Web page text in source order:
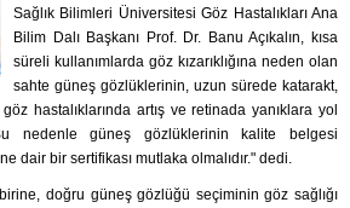
Sağlık Bilimleri Üniversitesi Göz Hastalıkları Ana
Bilim Dalı Başkanı Prof. Dr. Banu Açıkalın, kısa
süreli kullanımlarda göz kızarıklığına neden olan
sahte güneş gözlüklerinin, uzun sürede katarakt,
hastalıklarında artış ve retinada yanıklara yol
nedenle güneş gözlüklerinin kalite belgesi
dair bir sertifikası mutlaka olmalıdır." dedi.
doğru güneş gözlüğü seçiminin göz sağlığı